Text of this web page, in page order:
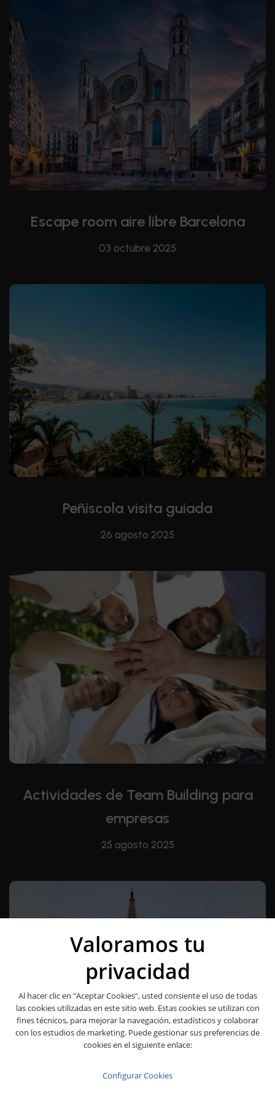
Escape room aire libre Barcelona
03 octubre 2025
Peñíscola visita guiada
26 agosto 2025
Actividades de Team Building para
empresas
25 agosto 2025
Valoramos tu
privacidad
Al hacer clic en "Aceptar Cookies", usted consiente el uso de todas
las cookies utilizadas en este sitio web. Estas cookies se utilizan con
fines técnicos, para mejorar la navegación, estadísticos y colaborar
con los estudios de marketing. Puede gestionar sus preferencias de
cookies en el siguiente enlace:
Configurar Cookies